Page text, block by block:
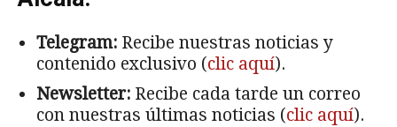
Telegram: Recibe nuestras noticias y
contenido exclusivo (clic aquí).
Newsletter: Recibe cada tarde un correo
con nuestras últimas noticias (clic aquí).